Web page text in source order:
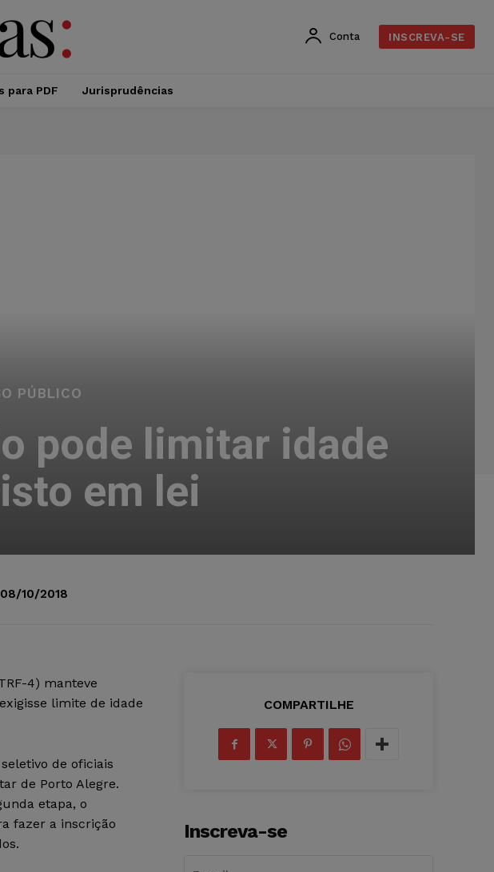
Conta INSCREVA-SE
para PDF Jurisprudências
PÚBLICO
pode limitar idade
em lei
08/10/2018
4) manteve
limite de idade
de oficiais
de Porto Alegre.
etapa, o
fazer a inscrição
COMPARTILHE
Inscreva-se